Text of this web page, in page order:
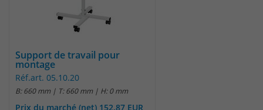
Support de travail pour
montage
Réf.art. 05.10.20
B: 660 mm | T: 660 mm | H: 0 mm
Prix du marché (net) 152.87 EUR
Session Daten zu speichern
_pk_cvar
Anbieter
Laufzeit